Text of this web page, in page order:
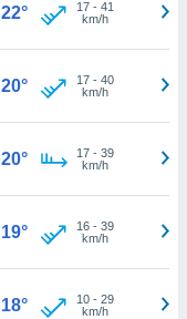
22° 17- 41
km/h
20° 17- 40
km/h
20° 17- 39
km/h
19° 16- 39
km/h
18° 10- 29
km/h